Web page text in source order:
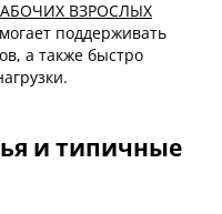
ВЗРОСЛЫХ
поддерживать
а также быстро
и типичные